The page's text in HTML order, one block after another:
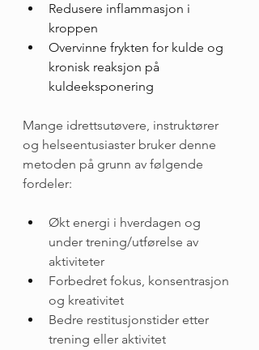
Redusere inflammasjon i
kroppen
Overvinne frykten for kulde og
kronisk reaksjon på
kuldeeksponering
Mange idrettsutøvere, instruktører
og helseentusiaster bruker denne
metoden på grunn av følgende
fordeler:
Økt energi i hverdagen og
under trening/utførelse av
aktiviteter
Forbedret fokus, konsentrasjon
og kreativitet
Bedre restitusjonstider etter
trening eller aktivitet